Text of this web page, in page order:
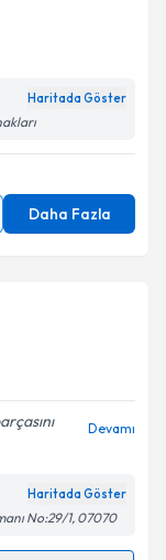
Haritada Göster
Daha Fazla
Devamı
Haritada Göster
No:29/1, 07070